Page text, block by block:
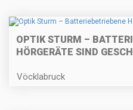
OPTIK STURM –
HÖRGERÄTE SIND
Vöcklabruck